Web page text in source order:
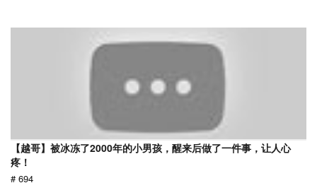
【越哥】被冰冻了2000年的小男孩，醒来后做了一件事，让人心
疼！
# 694